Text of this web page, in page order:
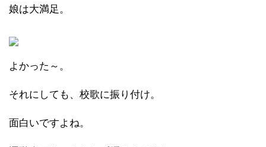
娘は大満足。
よかった～。
それにしても、校歌に振り付け。
面白いですよね。